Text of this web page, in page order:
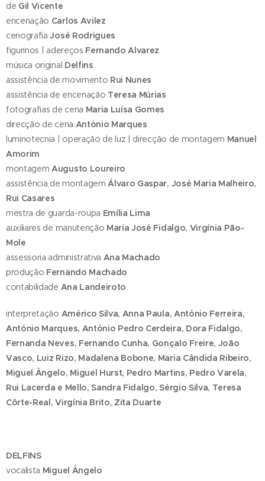
de Gil Vicente
encenação Carlos Avilez
cenografiaJosé Rodrigues
figurinos | adereços Fernando Alvarez
música original Delfins
assistência de movimento Rui Nunes
assistência de encenação Teresa Múrias
fotografias de cena Maria Luísa Gomes
direcção de cena António Marques
luminotecnia | operação de luz | direcção de montagem Manuel
Amorim
montagemAugusto Loureiro
assistência de montagem Álvaro Gaspar, José Maria Malheiro,
Rui Casares
mestra de guarda-roupa Emília Lima
auxiliares de manutenção Maria José Fidalgo, Virgínia Pão-
Mole
assessoria administrativa Ana Machado
produção Fernando Machado
contabilidade Ana Landeiroto
interpretação Américo Silva, Anna Paula, António Ferreira,
António Marques, António Pedro Cerdeira, Dora Fidalgo,
Fernanda Neves, Fernando Cunha, Gonçalo Freire, João
Vasco, Luiz Rizo, Madalena Bobone, Maria Cândida Ribeiro,
Miguel Ângelo, Miguel Hurst, Pedro Martins, Pedro Varela,
Rui Lacerda e Mello, Sandra Fidalgo, Sérgio Silva, Teresa
Côrte-Real, Virgínia Brito, Zita Duarte
DELFINS
vocalista Miguel Ângelo